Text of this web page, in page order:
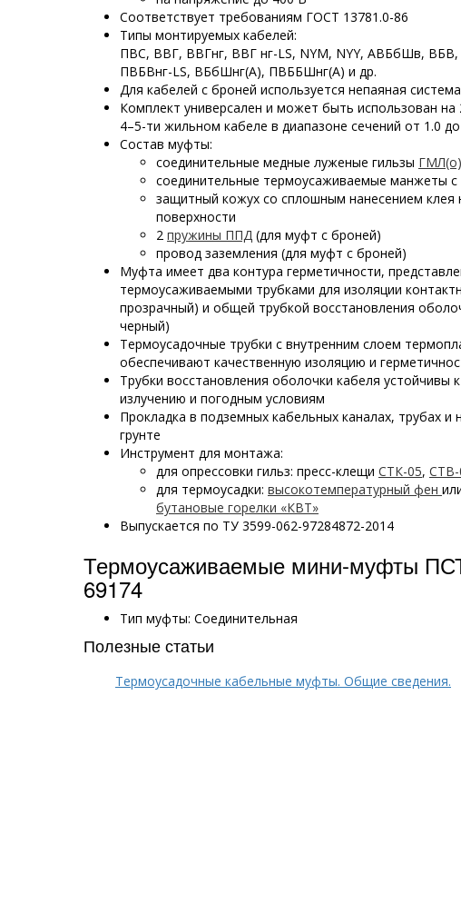
Соответствует требованиям ГОСТ 13781.0-86
Типы монтируемых кабелей:
ПВС, ВВГ, ВВГнг, ВВГ нг-LS, NYM, NYY, АВБбШв,
ПВБВнг-LS, ВБбШнг(А), ПВББШнг(А) и др.
Для кабелей с броней используется непаяная
Комплект универсален и может быть использован
4–5-ти жильном кабеле в диапазоне сечений от 1.0
Состав муфты:
соединительные медные луженые гильзы ГМЛ(о)
соединительные термоусаживаемые манжеты
защитный кожух со сплошным нанесением клея
поверхности
2 пружины ППД (для муфт с броней)
провод заземления (для муфт с броней)
Муфта имеет два контура герметичности,
термоусаживаемыми трубками для изоляции
прозрачный) и общей трубкой восстановления
черный)
Термоусадочные трубки с внутренним слоем
обеспечивают качественную изоляцию и
Трубки восстановления оболочки кабеля устойчивы
излучению и погодным условиям
Прокладка в подземных кабельных каналах, трубах и
грунте
Инструмент для монтажа:
для опрессовки гильз: пресс-клещи СТК-05, СТВ-
для термоусадки: высокотемпературный фен
бутановые горелки «КВТ»
Выпускается по ТУ 3599-062-97284872-2014
Термоусаживаемые мини-муфты
69174
Тип муфты: Соединительная
Полезные статьи
Термоусадочные кабельные муфты. Общие сведения.